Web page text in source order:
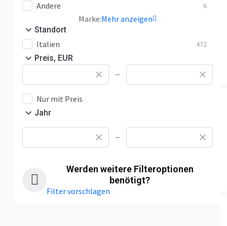
Andere 6
Marke:Mehr anzeigen
Standort
Italien 472
Preis, EUR
—
Nur mit Preis
Jahr
—
Werden weitere Filteroptionen
benötigt?
Filter vorschlagen